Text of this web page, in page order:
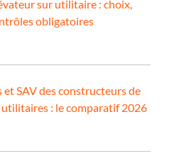
sur utilitaire : choix,
obligatoires
et SAV des constructeurs de
: le comparatif 2026